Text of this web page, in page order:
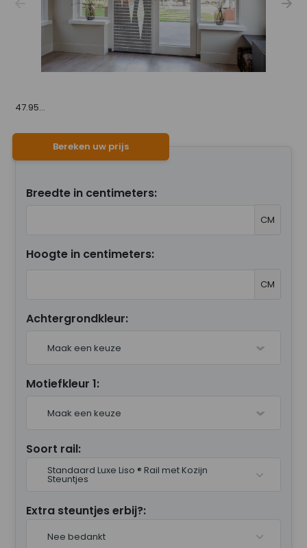
47.95...
Bereken uw prijs
Breedte in centimeters:
CM
Hoogte in centimeters:
CM
Achtergrondkleur:
Maak een keuze
Motiefkleur 1:
Maak een keuze
Soort rail:
Standaard Luxe Liso ® Rail met Kozijn
Steuntjes
Extra steuntjes erbij?:
Nee bedankt